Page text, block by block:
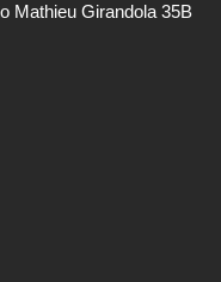
Mathieu Girandola 35B